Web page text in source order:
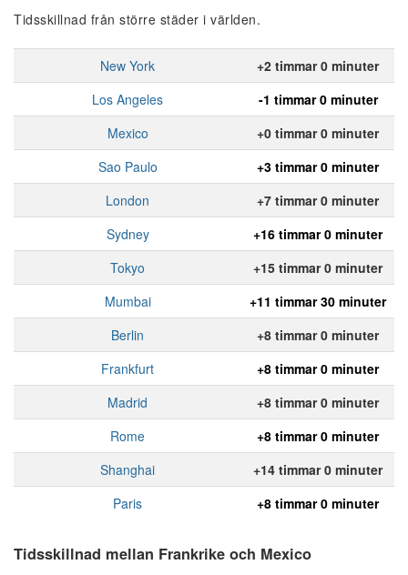
Tidsskillnad från större städer i världen.
New York
+2 timmar 0 minuter
Los Angeles
-1 timmar 0 minuter
Mexico
+0 timmar 0 minuter
Sao Paulo
+3 timmar 0 minuter
London
+7 timmar 0 minuter
Sydney
+16 timmar 0 minuter
Tokyo
+15 timmar 0 minuter
Mumbai
+11 timmar 30 minuter
Berlin
+8 timmar 0 minuter
Frankfurt
+8 timmar 0 minuter
Madrid
+8 timmar 0 minuter
Rome
+8 timmar 0 minuter
Shanghai
+14 timmar 0 minuter
Paris
+8 timmar 0 minuter
Tidsskillnad mellan Frankrike och Mexico